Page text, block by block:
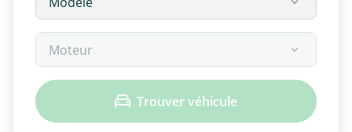
Trouver véhicule